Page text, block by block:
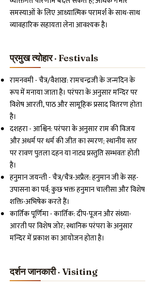
समस्याओं के लिए आध्यात्मिक परामर्श के साथ-साथ
व्यावहारिक सहायता लेना आवश्यक है।
प्रमुख त्योहार · Festivals
रामनवमी - चैत्र/वैशाख: रामचन्द्रजी के जन्मदिन के
रूप में मनाया जाता है। परंपरा के अनुसार मन्दिर पर
विशेष आरती, पाठ और सामूहिक प्रसाद वितरण होता
है।
दशहरा - आश्विन: परंपरा के अनुसार राम की विजय
और अधर्म पर धर्म की जीत का स्मरण; स्थानीय स्तर
पर रावण पुतला दहन या नाट्य प्रस्तुति सम्भवतः होती
है।
हनुमान जयन्ती - चैत्र/चैत्र-अप्रैल: हनुमान जी के सह-
उपासना का पर्व; कुछ भक्त हनुमान चालीसा और विशेष
शक्ति-अभिषेक करते हैं।
कार्तिक पूर्णिमा - कार्तिक: दीप-पूजन और संध्या-
आरती पर विशेष जोर; स्थानिक परंपरा के अनुसार
मन्दिर में प्रकाश का आयोजन होता है।
दर्शन जानकारी · Visiting